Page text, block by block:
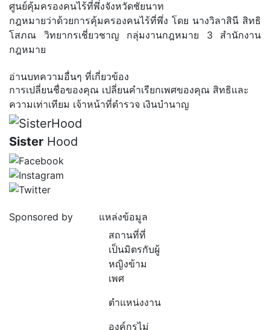
ศูนย์คุ้มครองคนไร้ที่พึ่งจังหวัดชัยนาท
กฎหมายว่าด้วยการคุ้มครองคนไร้ที่พึ่ง โดย นางวิลาสินี สิทธิ
โสภณ วิทยากรเชี่ยวชาญ กลุ่มงานกฎหมาย 3 สำนักงาน
กฎหมาย
อ่านบทความอื่นๆ ที่เกี่ยวข้อง
การเปลี่ยนชื่อของคุณ เปลี่ยนคำเรียกเพศของคุณ สิทธิและ
ความเท่าเทียม เจ้าหน้าที่ตำรวจ เงินบำนาญ
Sister Hood
Sponsored by
แหล่งข้อมูล
สถานที่ที่
เป็นมิตรกับผู้
หญิงข้าม
เพศ
ตำแหน่งงาน
องค์กรไม่